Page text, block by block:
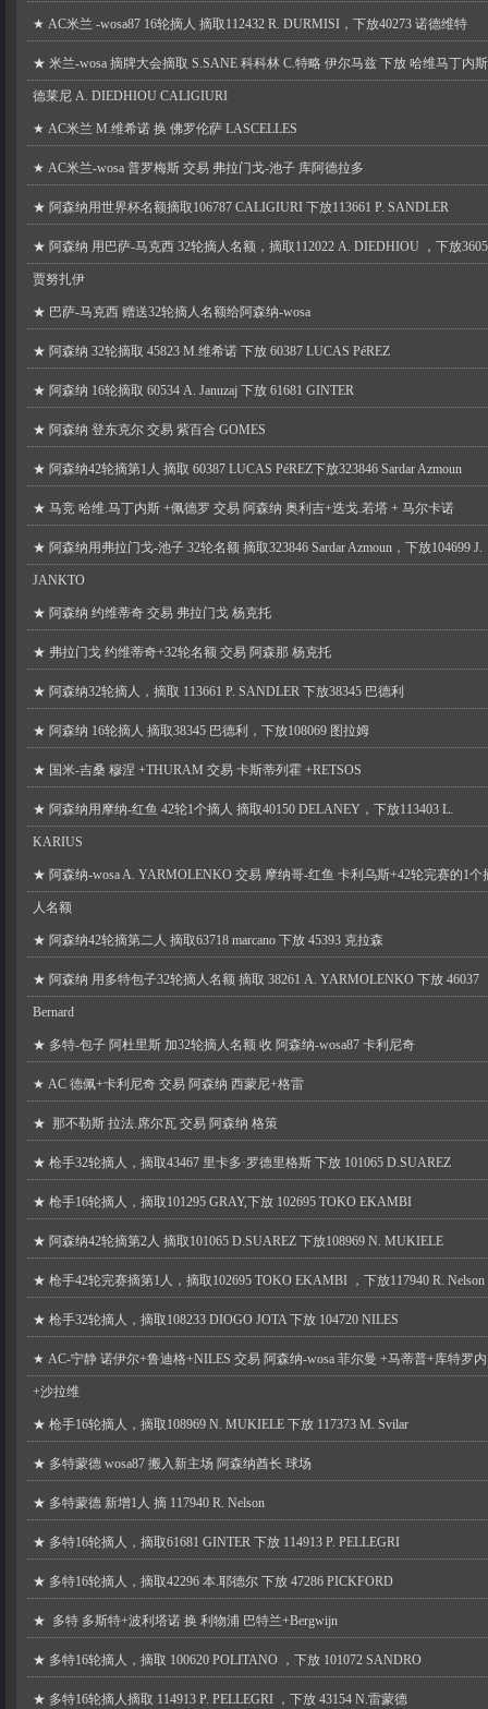
★ AC米兰 -wosa87 16轮摘人 摘取112432 R. DURMISI，下放40273 诺德维特
★ 米兰-wosa 摘牌大会摘取 S.SANE 科科林 C.特略 伊尔马兹 下放 哈维马丁内
德莱尼 A. DIEDHIOU CALIGIURI
★ AC米兰 M.维希诺 换 佛罗伦萨 LASCELLES
★ AC米兰-wosa 普罗梅斯 交易 弗拉门戈-池子 库阿德拉多
★ 阿森纳用世界杯名额摘取106787 CALIGIURI 下放113661 P. SANDLER
★ 阿森纳 用巴萨-马克西 32轮摘人名额，摘取112022 A. DIEDHIOU ，下放
贾努扎伊
★ 巴萨-马克西 赠送32轮摘人名额给阿森纳-wosa
★ 阿森纳 32轮摘取 45823 M.维希诺 下放 60387 LUCAS PéREZ
★ 阿森纳 16轮摘取 60534 A. Januzaj 下放 61681 GINTER
★ 阿森纳 登东克尔 交易 紫百合 GOMES
★ 阿森纳42轮摘第1人 摘取 60387 LUCAS PéREZ下放323846 Sardar Azmoun
★ 马竞 哈维.马丁内斯 +佩德罗 交易 阿森纳 奥利吉+迭戈.若塔 + 马尔卡诺
★ 阿森纳用弗拉门戈-池子 32轮名额 摘取323846 Sardar Azmoun，下放104699 J.
JANKTO
★ 阿森纳 约维蒂奇 交易 弗拉门戈 杨克托
★ 弗拉门戈 约维蒂奇+32轮名额 交易 阿森那 杨克托
★ 阿森纳32轮摘人，摘取 113661 P. SANDLER 下放38345 巴德利
★ 阿森纳 16轮摘人 摘取38345 巴德利，下放108069 图拉姆
★ 国米-吉桑 穆涅 +THURAM 交易 卡斯蒂列霍 +RETSOS
★ 阿森纳用摩纳-红鱼 42轮1个摘人 摘取40150 DELANEY，下放113403 L.
KARIUS
★ 阿森纳-wosa A. YARMOLENKO 交易 摩纳哥-红鱼 卡利乌斯+42轮完赛的1个
人名额
★ 阿森纳42轮摘第二人 摘取63718 marcano 下放 45393 克拉森
★ 阿森纳 用多特包子32轮摘人名额 摘取 38261 A. YARMOLENKO 下放 46037
Bernard
★ 多特-包子 阿杜里斯 加32轮摘人名额 收 阿森纳-wosa87 卡利尼奇
★ AC 德佩+卡利尼奇 交易 阿森纳 西蒙尼+格雷
★ 那不勒斯 拉法.席尔瓦 交易 阿森纳 格策
★ 枪手32轮摘人，摘取43467 里卡多·罗德里格斯 下放 101065 D.SUAREZ
★ 枪手16轮摘人，摘取101295 GRAY,下放 102695 TOKO EKAMBI
★ 阿森纳42轮摘第2人 摘取101065 D.SUAREZ 下放108969 N. MUKIELE
★ 枪手42轮完赛摘第1人，摘取102695 TOKO EKAMBI ，下放117940 R. Nelson
★ 枪手32轮摘人，摘取108233 DIOGO JOTA 下放 104720 NILES
★ AC-宁静 诺伊尔+鲁迪格+NILES 交易 阿森纳-wosa 菲尔曼 +马蒂普+库特罗内
+沙拉维
★ 枪手16轮摘人，摘取108969 N. MUKIELE 下放 117373 M. Svilar
★ 多特蒙德 wosa87 搬入新主场 阿森纳酋长 球场
★ 多特蒙德 新增1人 摘 117940 R. Nelson
★ 多特16轮摘人，摘取61681 GINTER 下放 114913 P. PELLEGRI
★ 多特16轮摘人，摘取42296 本.耶德尔 下放 47286 PICKFORD
★ 多特 多斯特+波利塔诺 换 利物浦 巴特兰+Bergwijn
★ 多特16轮摘人，摘取 100620 POLITANO ，下放 101072 SANDRO
★ 多特16轮摘人摘取 114913 P. PELLEGRI ，下放 43154 N.雷蒙德